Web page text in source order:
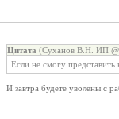
Цитата (Суханов В.Н. ИП
Если не смогу представить
И завтра будете уволены с